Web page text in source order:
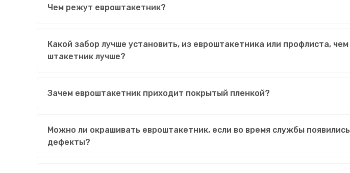
Чем режут евроштакетник?
Какой забор лучше установить, из евроштакетника или профлиста, чем
штакетник лучше?
Зачем евроштакетник приходит покрытый пленкой?
Можно ли окрашивать евроштакетник, если во время службы появились
дефекты?